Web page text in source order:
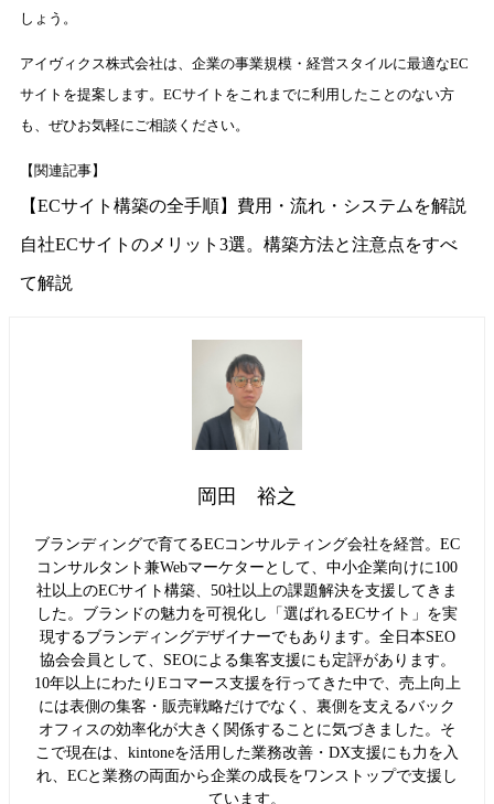
しょう。
アイヴィクス株式会社は、企業の事業規模・経営スタイルに最適なEC
サイトを提案します。ECサイトをこれまでに利用したことのない方
も、ぜひお気軽にご相談ください。
【関連記事】
【ECサイト構築の全手順】費用・流れ・システムを解説
自社ECサイトのメリット3選。構築方法と注意点をすべ
て解説
岡田 裕之
ブランディングで育てるECコンサルティング会社を経営。EC
コンサルタント兼Webマーケターとして、中小企業向けに100
社以上のECサイト構築、50社以上の課題解決を支援してきま
した。ブランドの魅力を可視化し「選ばれるECサイト」を実
現するブランディングデザイナーでもあります。全日本SEO
協会会員として、SEOによる集客支援にも定評があります。
10年以上にわたりEコマース支援を行ってきた中で、売上向上
には表側の集客・販売戦略だけでなく、裏側を支えるバック
オフィスの効率化が大きく関係することに気づきました。そ
こで現在は、kintoneを活用した業務改善・DX支援にも力を入
れ、ECと業務の両面から企業の成長をワンストップで支援し
ています。